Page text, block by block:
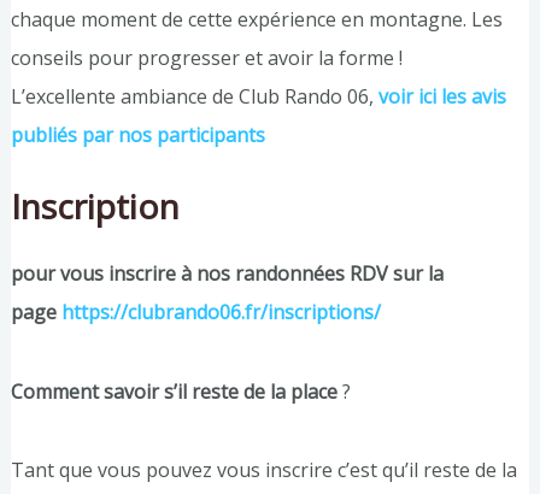
chaque moment de cette expérience en montagne. Les
conseils pour progresser et avoir la forme !
L’excellente ambiance de Club Rando 06, voir ici les avis
publiés par nos participants
Inscription
pour vous inscrire à nos randonnées RDV sur la
page https://clubrando06.fr/inscriptions/
Comment savoir s’il reste de la place?
Tant que vous pouvez vous inscrire c’est qu’il reste de la